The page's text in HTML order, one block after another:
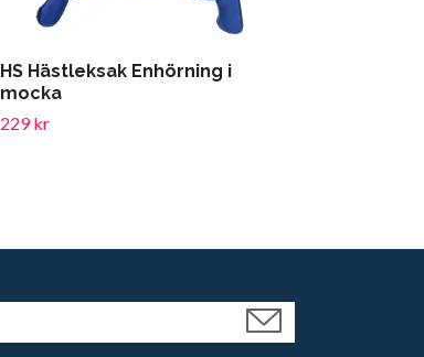
HS Hästleksak Enhörning i
mocka
229 kr